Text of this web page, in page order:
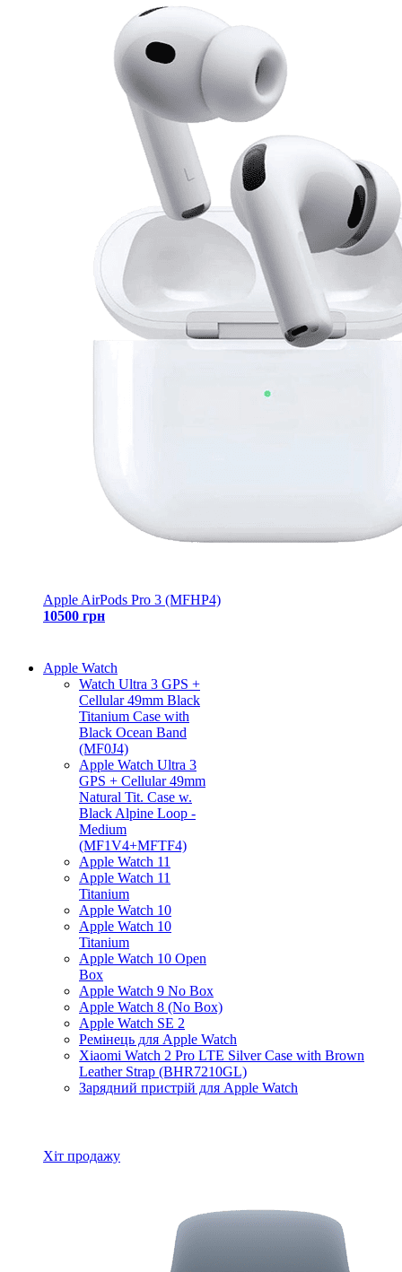
Apple AirPods Pro 3 (MFHP4)
10500 грн
Apple Watch
Watch Ultra 3 GPS +
Cellular 49mm Black
Titanium Case with
Black Ocean Band
(MF0J4)
Apple Watch Ultra 3
GPS + Cellular 49mm
Natural Tit. Case w.
Black Alpine Loop -
Medium
(MF1V4+MFTF4)
Apple Watch 11
Apple Watch 11
Titanium
Apple Watch 10
Apple Watch 10
Titanium
Apple Watch 10 Open
Box
Apple Watch 9 No Box
Apple Watch 8 (No Box)
Apple Watch SE 2
Ремінець для Apple Watch
Xiaomi Watch 2 Pro LTE Silver Case with Brown
Leather Strap (BHR7210GL)
Зарядний пристрій для Apple Watch
Хіт продажу